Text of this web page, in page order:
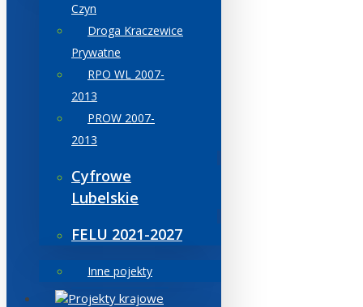
Czyn
Droga Kraczewice
Prywatne
RPO WL 2007-
2013
PROW 2007-
2013
Cyfrowe
Lubelskie
FELU 2021-2027
Inne pojekty
Projekty krajowe